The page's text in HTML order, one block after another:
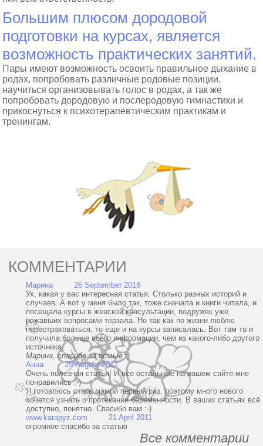
Большим плюсом дородовой
подготовки на курсах, является
возможность практических занятий.
Пары имеют возможность освоить правильное дыхание в
родах, попробовать различные родовые позиции,
научиться организовывать голос в родах, а так же
попробовать дородовую и послеродовую гимнастики и
прикоснуться к психотерапевтическим практикам и
тренингам.
КОММЕНТАРИИ
Марина 26 September 2018
Ух, какая у вас интересная статья. Столько разных историй и
случаев. А вот у меня было так, тоже сначала и книги читала, и
посещала курсы в женской консультации, подружек уже
рожавших вопросами терзала. Но так как по жизни люблю
перестраховаться, то еще и на курсы записалась. Вот там то и
получила больше всего информации, чем из какого-либо другого
источника.
Марина, спасибо за отзыв :)
Анна 25 August 2012
Очень полезная статья! И все остальные на вашем сайте мне
понравились :-)
Я готовлюсь стать мамой первый раз, поэтому много нового
хочется узнать о протекании беременности. В ваших статьях всё
доступно, понятно. Спасибо вам :-)
www.karapyz.com 21 April 2011
огромное спасибо за статью
Все комментарии